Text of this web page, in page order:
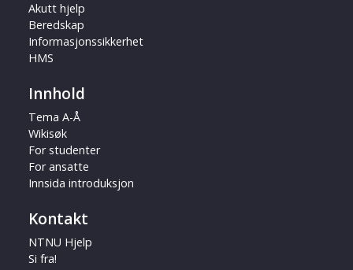
Akutt hjelp
Beredskap
Informasjonssikkerhet
HMS
Innhold
Tema A-Å
Wikisøk
For studenter
For ansatte
Innsida introduksjon
Kontakt
NTNU Hjelp
Si fra!